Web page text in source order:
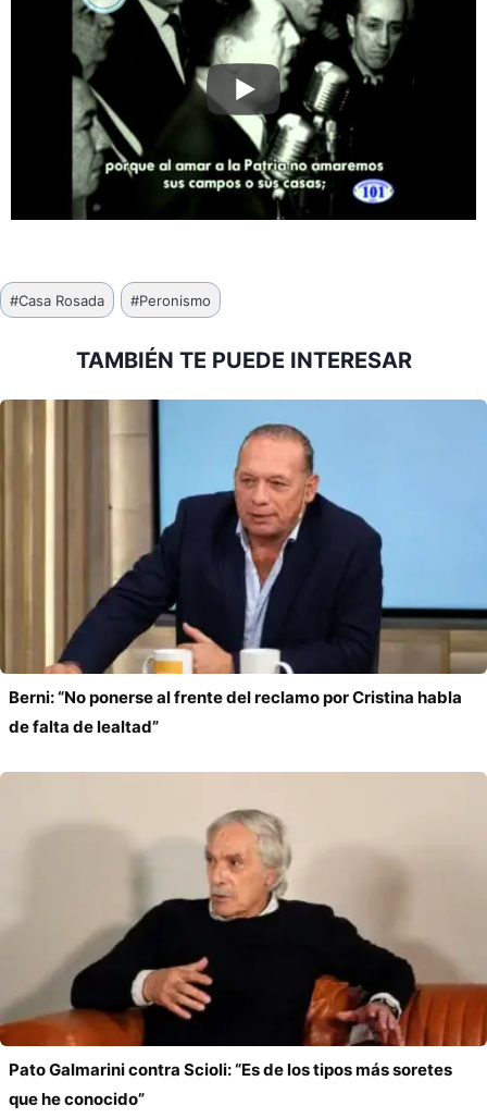
Etiquetas
de
#Casa Rosada #Peronismo
TAMBIÉN TE PUEDE INTERESAR
Berni: “No ponerse al frente del reclamo por Cristina habla
de falta de lealtad”
Pato Galmarini contra Scioli: “Es de los tipos más soretes
que he conocido”